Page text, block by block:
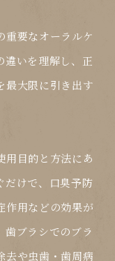
重要なオーラルケ
違いを理解し、正
最大限に引き出す
用目的と方法にあ
だけで、口臭予防
作用などの効果が
歯ブラシでのブラ
去や虫歯・歯周病